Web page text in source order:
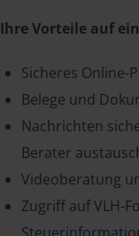
Ihre Vorteile auf
Sicheres Online-
Belege und
Nachrichten
Berater
Videoberatung
Zugriff auf VLH-